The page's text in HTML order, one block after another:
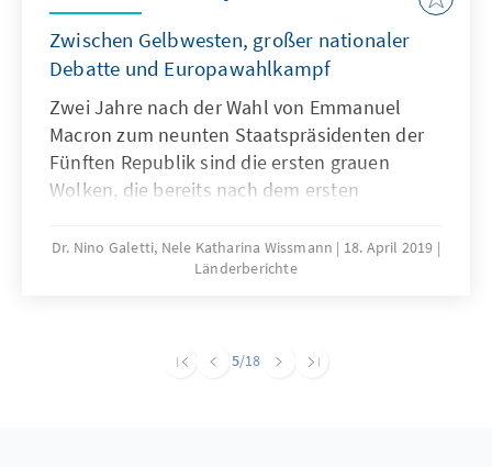
Zwischen Gelbwesten, großer nationaler
Debatte und Europawahlkampf
Zwei Jahre nach der Wahl von Emmanuel
Macron zum neunten Staatspräsidenten der
Fünften Republik sind die ersten grauen
Wolken, die bereits nach dem ersten
verregneten Frühling gewichen. Nachdem
Macron in den ersten Monaten seiner
Arbeitsmarkt-, Steuer-, und Bahnreform in
Dr. Nino Galetti, Nele Katharina Wissmann
18. April 2019
Länderberichte
5/18